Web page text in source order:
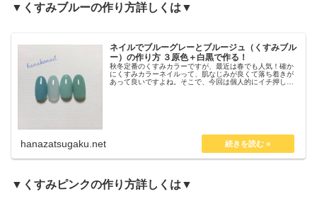
▼くすみブルーの作り方詳しくは▼
ネイルでブルーグレーとブルージュ（くすみブル
ー）の作り方 ３原色＋白黒で作る！
秋冬定番のくすみカラーですが、最近は春でも人気！確か
にくすみカラーネイルって、肌なじみが良くて落ち着きが
あって良いですよね。そこで、今回は個人的にイチ押しカ
hanazatsugaku.net
▼くすみピンクの作り方詳しくは▼